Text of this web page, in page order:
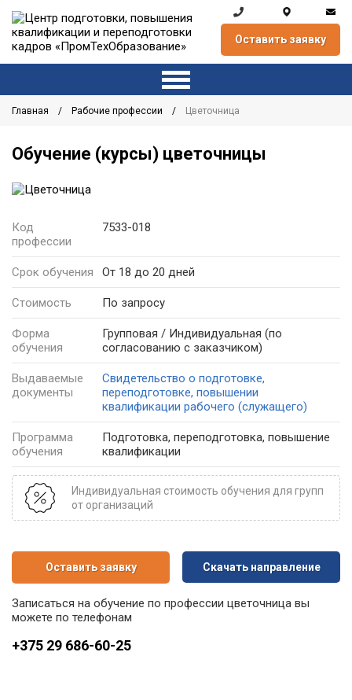
Оставить заявку
Главная Рабочие профессии Цветочница
Обучение (курсы) цветочницы
Код
профессии
7533-018
Срок обучения От 18 до 20 дней
Стоимость По запросу
Форма
обучения
Групповая / Индивидуальная (по
согласованию с заказчиком)
Выдаваемые
документы
Свидетельство о подготовке,
переподготовке, повышении
квалификации рабочего (служащего)
Программа
обучения
Подготовка, переподготовка, повышение
квалификации
Индивидуальная стоимость обучения для групп
от организаций
Оставить заявку Скачать направление
Записаться на обучение по профессии цветочница вы
можете по телефонам
+375 29 686-60-25